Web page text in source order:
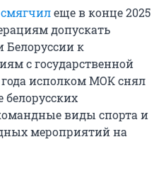
еще в конце 2025
допускать
Белоруссии к
с государственной
исполком МОК снял
белорусских
виды спорта и
мероприятий на